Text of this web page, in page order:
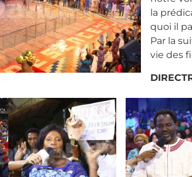
la
quoi il
Par la
vie des